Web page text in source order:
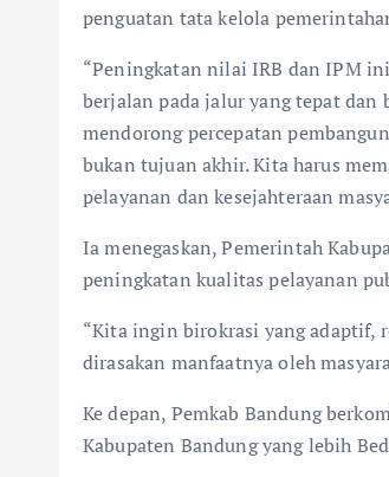
penguatan tata kelola
“Peningkatan nilai IRB dan IPM
berjalan pada jalur yang tepat dan
mendorong percepatan
bukan tujuan akhir. Kita harus
pelayanan dan kesejahteraan
Ia menegaskan, Pemerintah
peningkatan kualitas pelayanan
“Kita ingin birokrasi yang adaptif,
dirasakan manfaatnya oleh
Ke depan, Pemkab Bandung
Kabupaten Bandung yang lebih